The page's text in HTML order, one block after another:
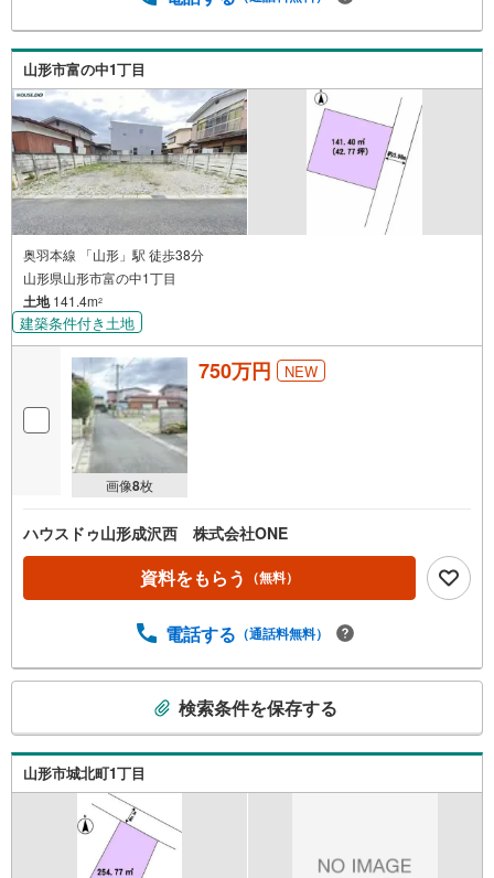
山形市富の中1丁目
奥羽本線 「山形」駅 徒歩38分
山形県山形市富の中1丁目
土地141.4m2
建築条件付き土地
画像8枚
750万円 NEW
ハウスドゥ山形成沢西 株式会社ONE
資料をもらう （無料）
電話する （通話料無料）
検
索
条
検索条件を保存する
山形市城北町1丁目